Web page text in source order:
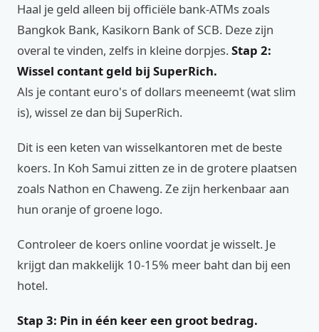
Haal je geld alleen bij officiële bank-ATMs zoals
Bangkok Bank, Kasikorn Bank of SCB. Deze zijn
overal te vinden, zelfs in kleine dorpjes.Stap 2:
Wissel contant geld bij SuperRich.
Als je contant euro's of dollars meeneemt (wat slim
is), wissel ze dan bij SuperRich.
Dit is een keten van wisselkantoren met de beste
koers. In Koh Samui zitten ze in de grotere plaatsen
zoals Nathon en Chaweng. Ze zijn herkenbaar aan
hun oranje of groene logo.
Controleer de koers online voordat je wisselt. Je
krijgt dan makkelijk 10-15% meer baht dan bij een
hotel.
Stap 3: Pin in één keer een groot bedrag.